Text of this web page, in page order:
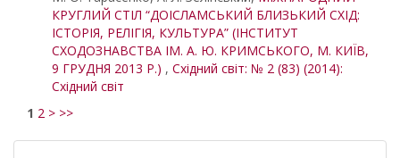
КРУГЛИЙ СТІЛ “ДОІСЛАМСЬКИЙ БЛИЗЬКИЙ СХІД:
ІСТОРІЯ, РЕЛІГІЯ, КУЛЬТУРА” (ІНСТИТУТ
СХОДОЗНАВСТВА ІМ. А. Ю. КРИМСЬКОГО, М. КИЇВ,
9 ГРУДНЯ 2013 Р.) , Східний світ: № 2 (83) (2014):
Східний світ
1 2 > >>